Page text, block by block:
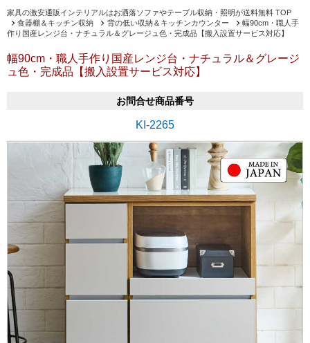
家具の激安通販インテリアルはお洒落ソファやテーブル収納・照明が送料無料 TOP
食器棚＆キッチン収納
背の低い収納＆キッチンカウンター
幅90cm・職人手
作り国産レンジ台・ナチュラル＆グレージュ色・完成品【搬入設置サービス対応】
幅90cm・職人手作り国産レンジ台・ナチュラル＆グレージ
ュ色・完成品【搬入設置サービス対応】
お問合せ商品番号
KI-2265